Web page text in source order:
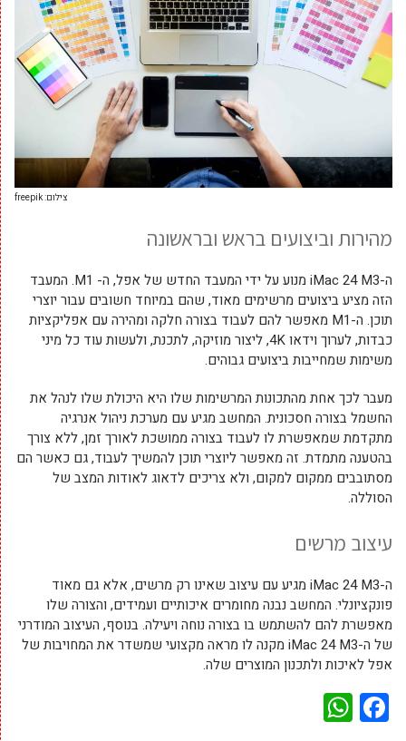
צילום: freepik
מהירות וביצועים בראש ובראשונה
ה-iMac 24 M3 מנוע על ידי המעבד החדש של אפל, ה- M1. המעבד
הזה מציע ביצועים מרשימים מאוד, שהם במיוחד חשובים עבור יוצרי
תוכן. ה-M1 מאפשר להם לעבוד בצורה חלקה ומהירה עם אפליקציות
כבדות, לערוך וידאו 4K, ליצור מוזיקה, לתכנת, ולעשות עוד כל מיני
משימות שמחייבות ביצועים גבוהים.
מעבר לכך אחת מהתכונות המרשימות שלו היא היכולת שלו לנהל את
החשמל בצורה חסכונית. המחשב מגיע עם מערכת ניהול אנרגיה
מתקדמת שמאפשרת לו לעבוד בצורה ממושכת לאורך זמן, ללא צורך
בהטענה מתמדת. זה מאפשר ליוצרי תוכן להמשיך לעבוד, גם כאשר הם
מסתובבים ממקום למקום, ולא צריכים לדאוג לאודות המצב של
הסוללה.
עיצוב מרשים
ה-iMac 24 M3 מגיע עם עיצוב שאינו רק מרשים, אלא גם מאוד
פונקציונלי. המחשב נבנה מחומרים איכותיים ועמידים, והצורה שלו
מאפשרת להם להשתמש בו בצורה נוחה ויעילה. בנוסף, העיצוב המודרני
של ה-iMac 24 M3 מקנה לו מראה מקצועי שמשדר את המחויבות של
אפל לאיכות ולתכנון המוצרים שלה.
Facebook